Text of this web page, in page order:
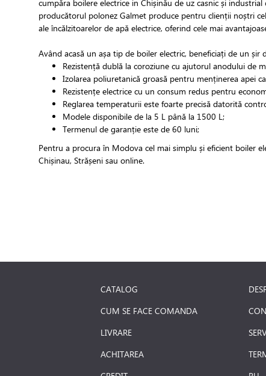
cumpăra boilere electrice in Chișinău de uz casnic și
producătorul polonez Galmet produce pentru clienții noștri
ale încălzitoarelor de apă electrice, oferind cele mai
Având acasă un așa tip de boiler electric, beneficiați de un șir
Rezistență dublă la coroziune cu ajutorul anodului de
Izolarea poliuretanică groasă pentru menținerea apei
Rezistențe electrice cu un consum redus pentru
Reglarea temperaturii este foarte precisă datorită
Modele disponibile de la 5 L până la 1500 L;
Termenul de garanție este de 60 luni;
Pentru a procura în Modova cel mai simplu și eficient boiler
Chișinau, Strășeni sau online.
CATALOG
CUM SE FACE COMANDA
LIVRARE
ACHITAREA